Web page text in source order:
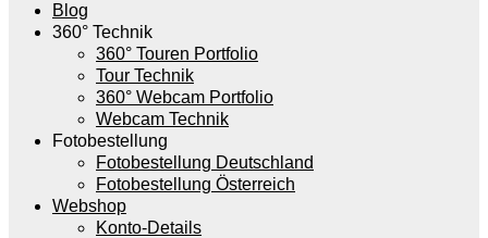
Blog
360° Technik
360° Touren Portfolio
Tour Technik
360° Webcam Portfolio
Webcam Technik
Fotobestellung
Fotobestellung Deutschland
Fotobestellung Österreich
Webshop
Konto-Details